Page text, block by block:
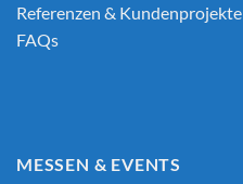
Referenzen & Kundenprojekte
FAQs
MESSEN & EVENTS